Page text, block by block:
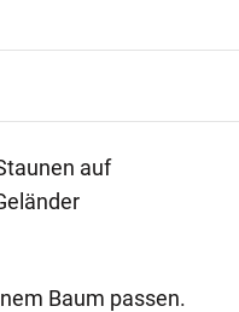
auf
Baum passen.